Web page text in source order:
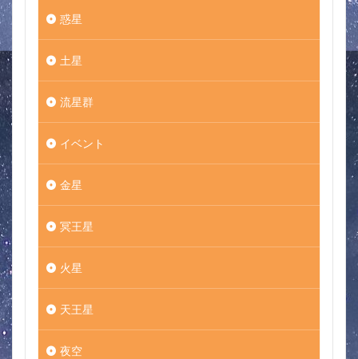
惑星
土星
流星群
イベント
金星
冥王星
火星
天王星
夜空